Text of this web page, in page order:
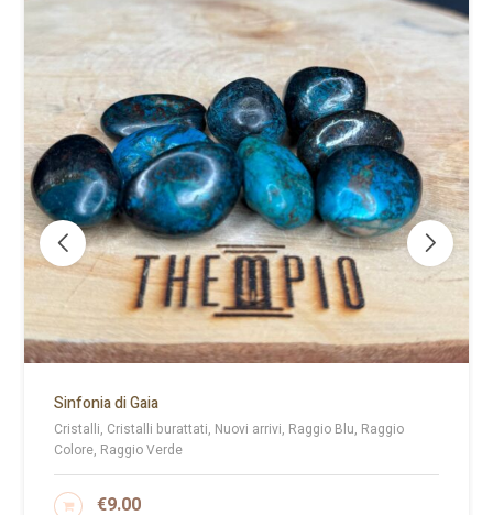
Sinfonia di Gaia
Cristalli, Cristalli burattati, Nuovi arrivi, Raggio Blu, Raggio
Colore, Raggio Verde
€9.00
AGGIUNGI AL CARRELLO